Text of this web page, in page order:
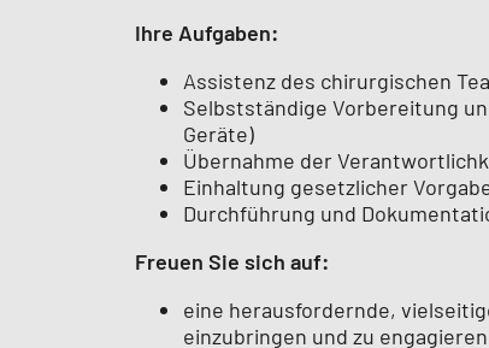
Ihre Aufgaben:
Assistenz des chirurgischen
Selbstständige Vorbereitung
Geräte)
Übernahme der
Einhaltung gesetzlicher
Durchführung und
Freuen Sie sich auf:
eine herausfordernde,
einzubringen und zu engagieren